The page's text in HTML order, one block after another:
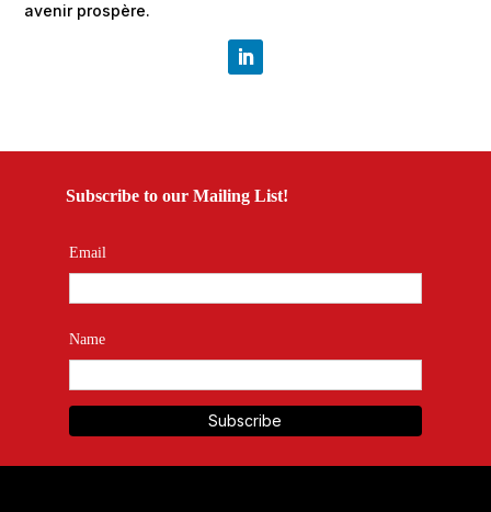
avenir prospère.
Subscribe to our Mailing List!
Email
Name